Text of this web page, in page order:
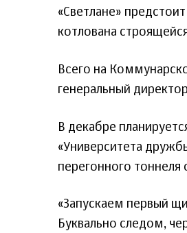
«Светлане»
котлована
Всего на
генеральный
В декабре
«Университета
перегонного тоннеля
«Запускаем первый
Буквально следом,